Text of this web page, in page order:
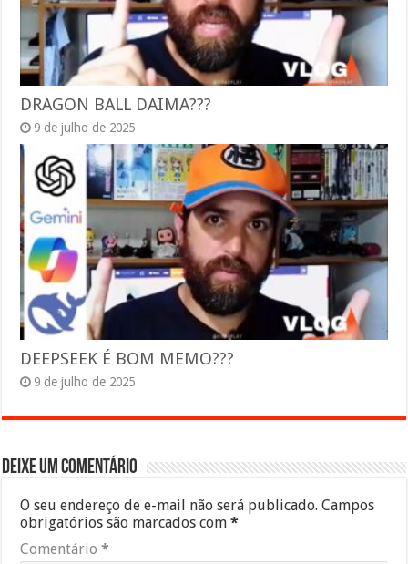
DRAGON BALL DAIMA???
9 de julho de 2025
DEEPSEEK É BOM MEMO???
9 de julho de 2025
Deixe um comentário
O seu endereço de e-mail não será publicado. Campos
obrigatórios são marcados com*
Comentário*